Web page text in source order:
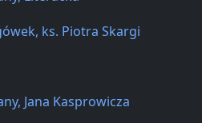
ks. Piotra Skargi
Jana Kasprowicza